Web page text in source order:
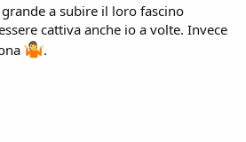
a subire il loro fascino
cattiva anche io a volte. Invece
.